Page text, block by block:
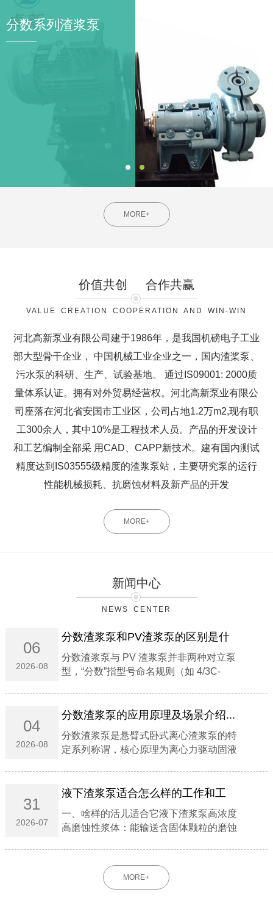
分数系列渣浆泵
MORE+
价值共创 合作共赢
VALUE CREATION COOPERATION AND WIN-WIN
河北高新泵业有限公司建于1986年，是我国机磅电子工业
部大型骨干企业， 中国机械工业企业之一，国内渣桨泵、
污水泵的科研、生产、试验基地。 通过IS09001: 2000质
量体系认证。拥有对外贸易经营权。河北高新泵业有限公
司座落在河北省安国市工业区，公司占地1.2万m2,现有职
工300余人，其中10%是工程技术人员。产品的开发设计
和工艺编制全部采 用CAD、CAPP新技术。建有国内测试
精度达到IS03555级精度的渣浆泵站，主要研究泵的运行
性能机械损耗、抗磨蚀材料及新产品的开发
MORE+
新闻中心
NEWS CENTER
06
2026-08
分数渣浆泵和PV渣浆泵的区别是什
么？...
分数渣浆泵与 PV 渣浆泵并非两种对立泵
型，‌“分数”指型号命名规则（如 4/3C-
式无轴封泵 。...
04
2026-08
分数渣浆泵的应用原理及场景介绍...
分数渣浆泵是‌悬臂式卧式离心渣浆泵‌的特
定系列称谓，核心原理为‌离心力驱动固液
制‌：电机驱动叶轮高速旋转，浆体在离心
31
2026-07
液下渣浆泵适合怎么样的工作和工
况‌...
一、啥样的活儿适合它液下渣浆泵‌高浓度
高磨蚀性浆体‌：能输送含固体颗粒的磨蚀
轴封与轴封水，在吸入量不足的工况下也
能正常运行。‌...
MORE+